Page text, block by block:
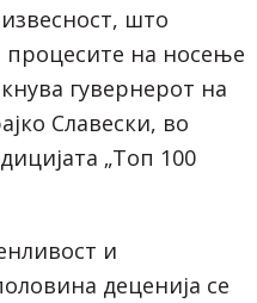
што
процесите на носење
гувернерот на
Славески, во
„Топ 100
и
деценија се